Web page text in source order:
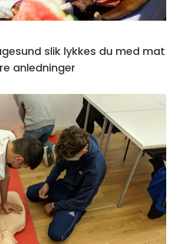
du med mat
anledninger